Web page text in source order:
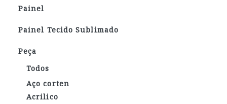
Painel
Painel Tecido Sublimado
Peça
Todos
Aço corten
Acrilico